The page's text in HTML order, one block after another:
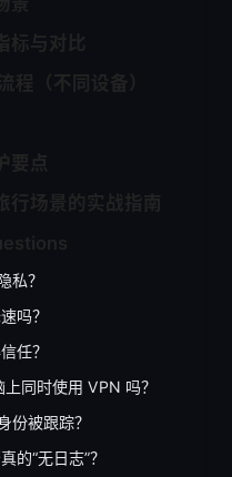
私？
吗？
任？
同时使用 VPN 吗？
份被跟踪？
的“无日志”？